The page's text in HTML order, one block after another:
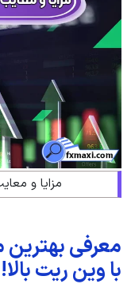
مزایا و
معرفی بهترین
با وین ریت بالا!